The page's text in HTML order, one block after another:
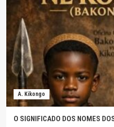
A. Kikongo
O SIGNIFICADO DOS NOMES